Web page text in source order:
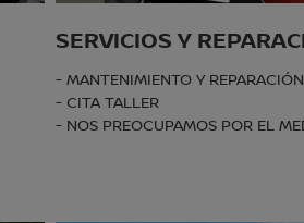
SERVICIOS Y
- MANTENIMIENTO Y REPARACIÓN
- CITA TALLER
- NOS PREOCUPAMOS POR EL